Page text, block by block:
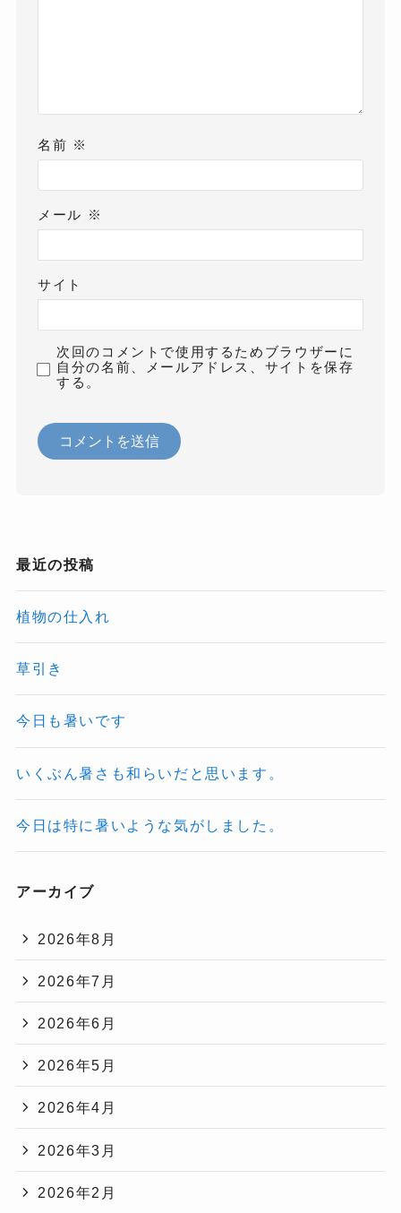
名前 ※
メール ※
サイト
次回のコメントで使用するためブラウザーに
自分の名前、メールアドレス、サイトを保存
する。
最近の投稿
植物の仕入れ
草引き
今日も暑いです
いくぶん暑さも和らいだと思います。
今日は特に暑いような気がしました。
アーカイブ
2026年8月
2026年7月
2026年6月
2026年5月
2026年4月
2026年3月
2026年2月